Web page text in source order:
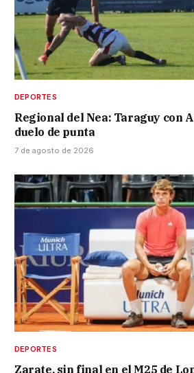
DEPORTES
Regional del Nea: Taraguy con
duelo de punta
7 de agosto de 2026
DEPORTES
Zarate, sin final en el M25 de